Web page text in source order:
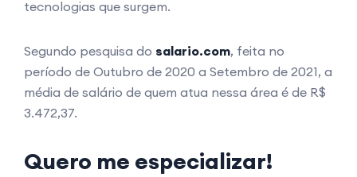
tecnologias que surgem.
Segundo pesquisa do salario.com, feita no
período de Outubro de 2020 a Setembro de 2021, a
média de salário de quem atua nessa área é de R$
3.472,37.
Quero me especializar!